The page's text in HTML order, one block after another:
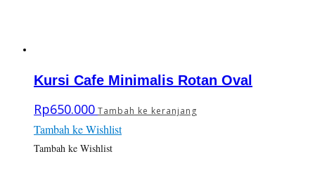
Kursi Cafe Minimalis Rotan Oval
Rp650.000 Tambah ke keranjang
Tambah ke Wishlist
Tambah ke Wishlist